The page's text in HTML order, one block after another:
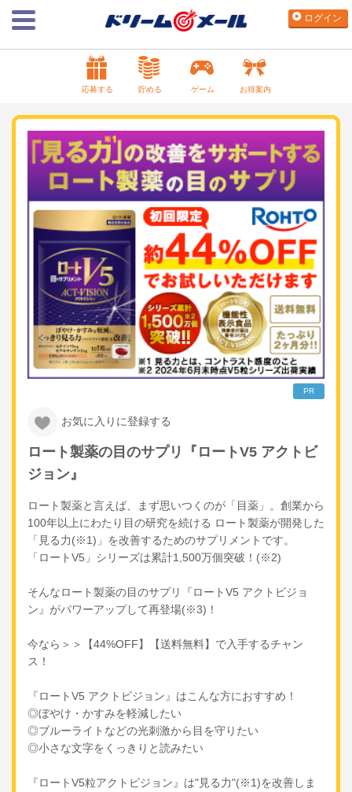
ログイン
応募する 貯める ゲーム お得案内
PR
お気に入りに登録する
ロート製薬の目のサプリ『ロートV5 アクトビ
ジョン』
ロート製薬と言えば、まず思いつくのが「目薬」。創業から
100年以上にわたり目の研究を続ける ロート製薬が開発した
「見る力(※1)」を改善するためのサプリメントです。
「ロートV5」シリーズは累計1,500万個突破！(※2)
そんなロート製薬の目のサプリ『ロートV5 アクトビジョ
ン』がパワーアップして再登場(※3)！
今なら＞＞【44%OFF】【送料無料】で入手するチャン
ス！
『ロートV5 アクトビジョン』はこんな方におすすめ！
◎ぼやけ・かすみを軽減したい
◎ブルーライトなどの光刺激から目を守りたい
◎小さな文字をくっきりと読みたい
『ロートV5粒アクトビジョン』は"見る力"(※1)を改善しま